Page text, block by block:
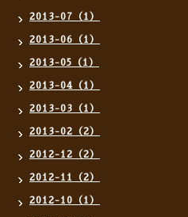
2013-07（1）
2013-06（1）
2013-05（1）
2013-04（1）
2013-03（1）
2013-02（2）
2012-12（2）
2012-11（2）
2012-10（1）